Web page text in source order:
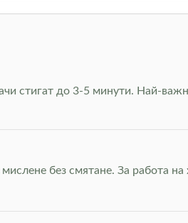
стигат до 3-5 минути. Най-
без смятане. За работа на